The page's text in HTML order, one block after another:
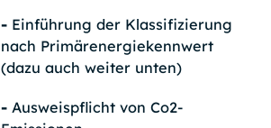
-Einführung der Klassifizierung
nach Primärenergiekennwert
(dazu auch weiter unten)
-Ausweispflicht von Co2-